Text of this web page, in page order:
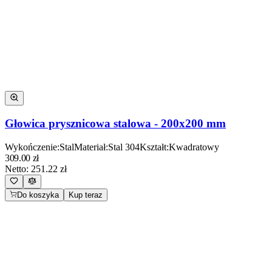
Głowica prysznicowa stalowa - 200x200 mm
Wykończenie:StalMateriał:Stal 304Kształt:Kwadratowy
309.00 zł
Netto: 251.22 zł
Do koszyka Kup teraz